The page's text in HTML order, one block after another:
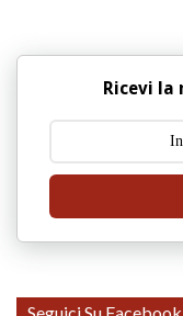
Ricevi la